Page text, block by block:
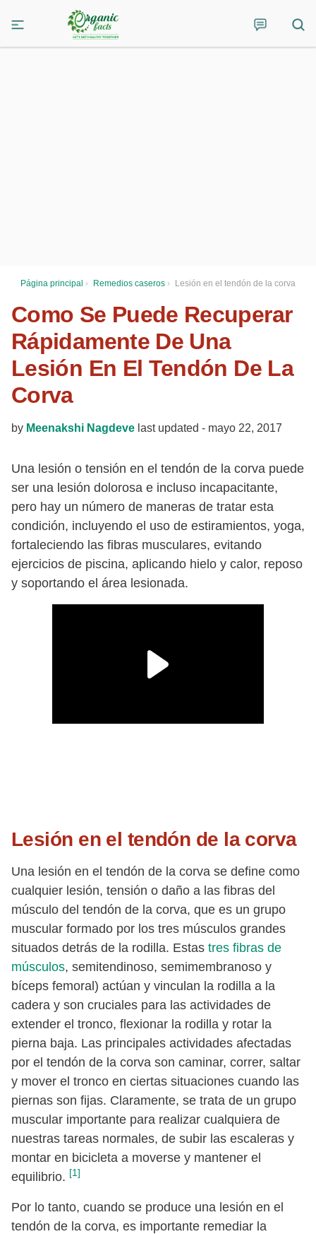
Página principal › Remedios caseros › Lesión en el tendón de la corva
Como Se Puede Recuperar
Rápidamente De Una
Lesión En El Tendón De La
Corva
by Meenakshi Nagdeve last updated - mayo 22, 2017
Una lesión o tensión en el tendón de la corva puede
ser una lesión dolorosa e incluso incapacitante,
pero hay un número de maneras de tratar esta
condición, incluyendo el uso de estiramientos, yoga,
fortaleciendo las fibras musculares, evitando
ejercicios de piscina, aplicando hielo y calor, reposo
y soportando el área lesionada.
Lesión en el tendón de la corva
Una lesión en el tendón de la corva se define como
cualquier lesión, tensión o daño a las fibras del
músculo del tendón de la corva, que es un grupo
muscular formado por los tres músculos grandes
situados detrás de la rodilla. Estas tres fibras de
músculos, semitendinoso, semimembranoso y
bíceps femoral) actúan y vinculan la rodilla a la
cadera y son cruciales para las actividades de
extender el tronco, flexionar la rodilla y rotar la
pierna baja. Las principales actividades afectadas
por el tendón de la corva son caminar, correr, saltar
y mover el tronco en ciertas situaciones cuando las
piernas son fijas. Claramente, se trata de un grupo
muscular importante para realizar cualquiera de
nuestras tareas normales, de subir las escaleras y
montar en bicicleta a moverse y mantener el
equilibrio. [1]
Por lo tanto, cuando se produce una lesión en el
tendón de la corva, es importante remediar la